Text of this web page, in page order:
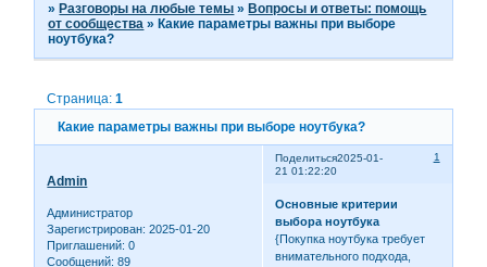
» Разговоры на любые темы » Вопросы и ответы: помощь
от сообщества » Какие параметры важны при выборе
ноутбука?
Какие параметры важны при выборе ноутбука?
Страница:1
Поделиться 1
2025-01-
21 01:22:20
Admin
Администратор
Зарегистрирован: 2025-01-20
Приглашений: 0
Сообщений: 89
Основные критерии
выбора ноутбука
{Покупка ноутбука требует
внимательного подхода,